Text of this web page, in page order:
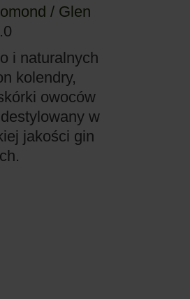
/ Glen
i naturalnych
kolendry,
owoców
w
jakości gin